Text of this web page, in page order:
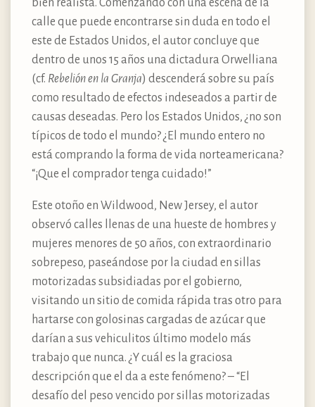
bien realista. Comenzando con una escena de la
calle que puede encontrarse sin duda en todo el
este de Estados Unidos, el autor concluye que
dentro de unos 15 años una dictadura Orwelliana
(cf. Rebelión en la Granja) descenderá sobre su país
como resultado de efectos indeseados a partir de
causas deseadas. Pero los Estados Unidos, ¿no son
típicos de todo el mundo? ¿El mundo entero no
está comprando la forma de vida norteamericana?
“¡Que el comprador tenga cuidado!”
Este otoño en Wildwood, New Jersey, el autor
observó calles llenas de una hueste de hombres y
mujeres menores de 50 años, con extraordinario
sobrepeso, paseándose por la ciudad en sillas
motorizadas subsidiadas por el gobierno,
visitando un sitio de comida rápida tras otro para
hartarse con golosinas cargadas de azúcar que
darían a sus vehiculitos último modelo más
trabajo que nunca. ¿Y cuál es la graciosa
descripción que el da a este fenómeno? – “El
desafío del peso vencido por sillas motorizadas